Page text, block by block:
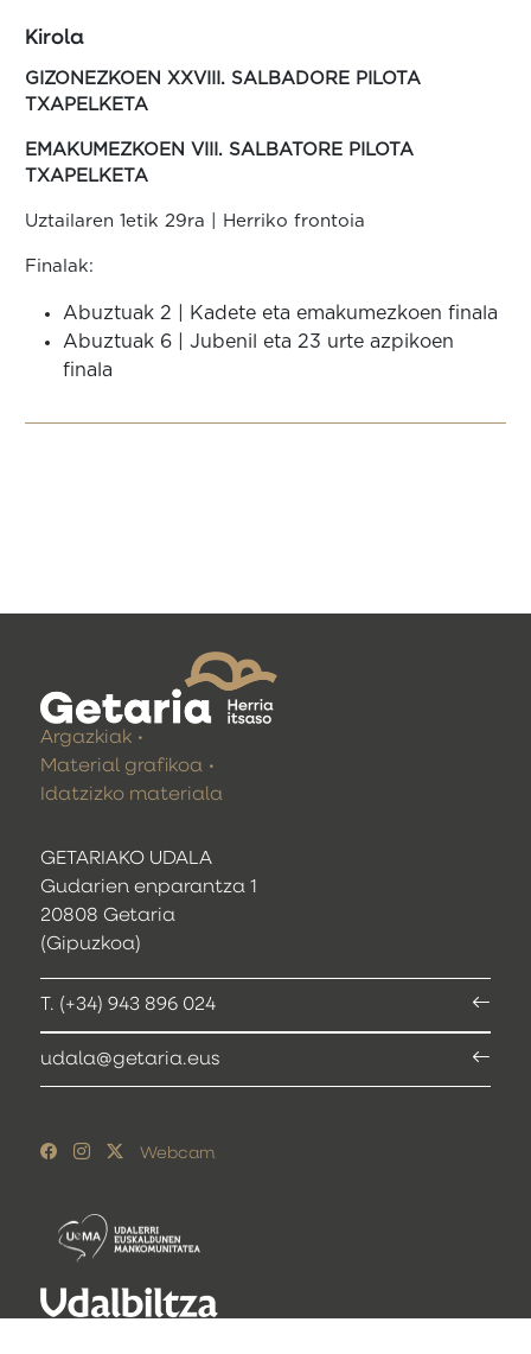
Kirola
GIZONEZKOEN XXVIII. SALBADORE PILOTA
TXAPELKETA
EMAKUMEZKOEN VIII. SALBATORE PILOTA
TXAPELKETA
Uztailaren 1etik 29ra | Herriko frontoia
Finalak:
Abuztuak 2 | Kadete eta emakumezkoen finala
Abuztuak 6 | Jubenil eta 23 urte azpikoen
finala
GETARIAKO UDALA
Gudarien enparantza 1
20808 Getaria
(Gipuzkoa)
T. (+34) 943 896 024
udala@getaria.eus
Argazkiak
Material grafikoa
Idatzizko materiala
Webcam